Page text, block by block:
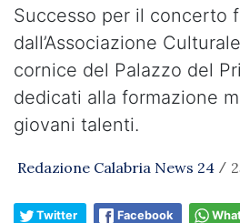
Successo per il concerto
dall’Associazione
cornice del Palazzo del
dedicati alla formazione
giovani talenti.
Redazione Calabria News 24 /
Twitter Facebook